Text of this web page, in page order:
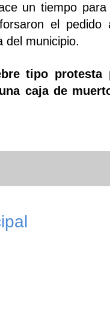
un tiempo
el
del municipio.
tipo protesta
caja de